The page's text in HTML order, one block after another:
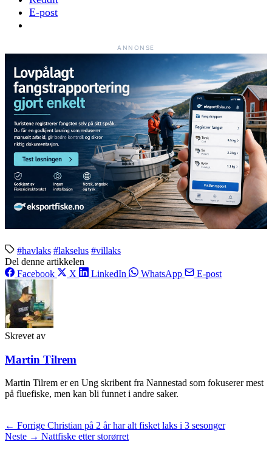
E-post
ANNONSE
#havlaks #lakselus #villaks
Del denne artikkelen
Facebook
X LinkedIn WhatsApp E-post
Skrevet av
Martin Tilrem
Martin Tilrem er en Ung skribent fra Nannestad som fokuserer mest
på fluefiske, men kan bli funnet i andre saker.
← Forrige Christian på 2 år har alt fisket laks i 3 sesonger
Neste → Nattfiske etter storørret